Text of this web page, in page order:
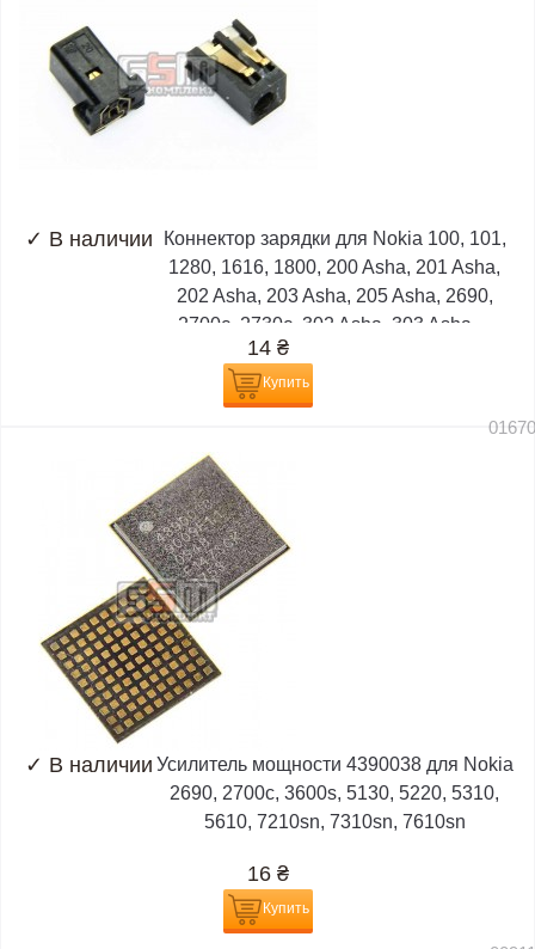
✓ В наличии
Коннектор зарядки для Nokia 100, 101,
1280, 1616, 1800, 200 Asha, 201 Asha,
202 Asha, 203 Asha, 205 Asha, 2690,
2700c, 2730c, 302 Asha, 303 Asha,...
14 ₴
Купить
✓ В наличии Усилитель мощности 4390038 для Nokia
2690, 2700c, 3600s, 5130, 5220, 5310,
5610, 7210sn, 7310sn, 7610sn
16 ₴
Купить